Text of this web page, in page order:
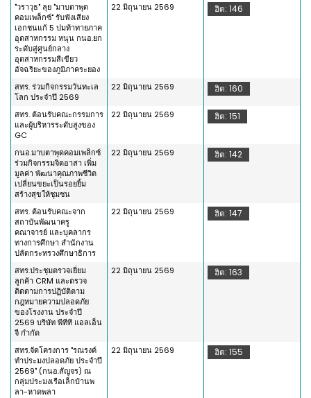
"วราวุธ" ลุย "มาบตาพุด
คอมเพล็กซ์" รับฟังเสียง
เอกชนแก้ 5 ปมท้าทายภาค
อุตสาหกรรม หนุน กนอ.ยก
ระดับสู่ศูนย์กลาง
อุตสาหกรรมสีเขียว
อัจฉริยะของภูมิภาคระยอง
22 มิถุนายน 2569 ฮิต: 146
สทร. ร่วมกิจกรรมวันทะเล
โลก ประจำปี 2569
22 มิถุนายน 2569 ฮิต: 160
สทร. ต้อนรับคณะกรรมการ
และผู้บริหารระดับสูงของ
GC
22 มิถุนายน 2569 ฮิต: 151
กนอ.มาบตาพุดคอมเพล็กซ์
ร่วมกิจกรรมจิตอาสา เพิ่ม
มูลค่า พัฒนาคุณภาพชีวิต
เปลี่ยนขยะเป็นรอยยิ้ม
สร้างสุขให้ชุมชน
22 มิถุนายน 2569 ฮิต: 142
สทร. ต้อนรับคณะจาก
สถาบันพัฒนาครู
คณาจารย์ และบุคลากร
ทางการศึกษา สำนักงาน
ปลัดกระทรวงศึกษาธิการ
22 มิถุนายน 2569 ฮิต: 147
สทร.ประชุมตรวจเยี่ยม
ลูกค้า CRM และตรวจ
ติดตามการปฏิบัติตาม
กฎหมายความปลอดภัย
ของโรงงาน ประจำปี
2569 บริษัท พีทีที แอลเอ็น
จี กำกัด
22 มิถุนายน 2569 ฮิต: 163
สทร.จัดโครงการ "รณรงค์
ทำประมงปลอดภัย ประจำปี
2569" (กนอ.สัญจร) ณ
กลุ่มประมงเรือเล็กบ้านพ
ลา-หาดพลา
22 มิถุนายน 2569 ฮิต: 155